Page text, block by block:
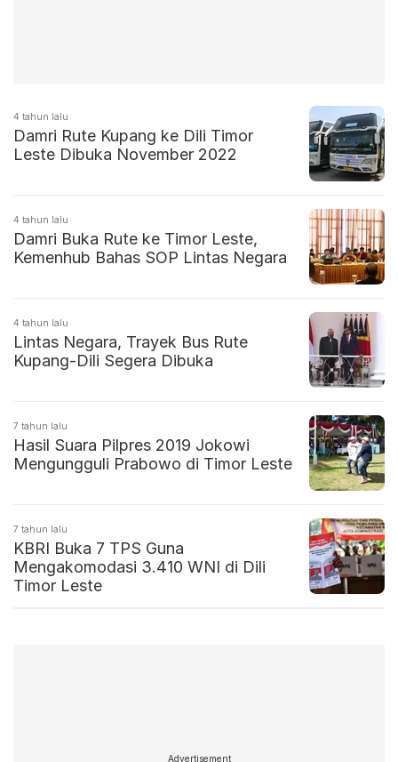
4 tahun lalu
Damri Rute Kupang ke Dili Timor
Leste Dibuka November 2022
4 tahun lalu
Damri Buka Rute ke Timor Leste,
Kemenhub Bahas SOP Lintas Negara
4 tahun lalu
Lintas Negara, Trayek Bus Rute
Kupang-Dili Segera Dibuka
7 tahun lalu
Hasil Suara Pilpres 2019 Jokowi
Mengungguli Prabowo di Timor Leste
7 tahun lalu
KBRI Buka 7 TPS Guna
Mengakomodasi 3.410 WNI di Dili
Timor Leste
Advertisement